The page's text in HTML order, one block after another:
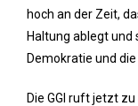
hoch an der Zeit,
Haltung ablegt
Demokratie und
Die GGI ruft jetzt